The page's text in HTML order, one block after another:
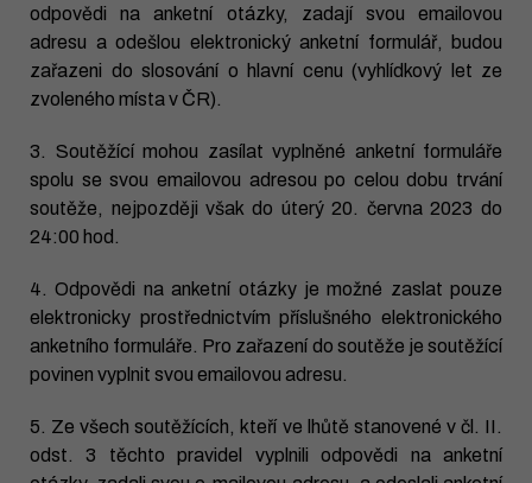
odpovědi na anketní otázky, zadají svou emailovou
adresu a odešlou elektronický anketní formulář, budou
zařazeni do slosování o hlavní cenu (vyhlídkový let ze
zvoleného místa v ČR).
3. Soutěžící mohou zasílat vyplněné anketní formuláře
spolu se svou emailovou adresou po celou dobu trvání
soutěže, nejpozději však do úterý 20. června 2023 do
24:00 hod.
4. Odpovědi na anketní otázky je možné zaslat pouze
elektronicky prostřednictvím příslušného elektronického
anketního formuláře. Pro zařazení do soutěže je soutěžící
povinen vyplnit svou emailovou adresu.
5. Ze všech soutěžících, kteří ve lhůtě stanovené v čl. II.
odst. 3 těchto pravidel vyplnili odpovědi na anketní